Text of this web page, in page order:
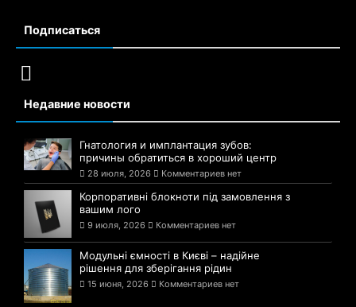
Подписаться
Недавние новости
Гнатология и имплантация зубов:
причины обратиться в хороший центр
28 июля, 2026 Комментариев нет
Корпоративні блокноти під замовлення з
вашим лого
9 июля, 2026 Комментариев нет
Модульні ємності в Києві – надійне
рішення для зберігання рідин
15 июня, 2026 Комментариев нет